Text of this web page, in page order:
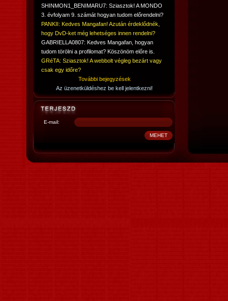
SHINMON1_BENIMARU7: Sziasztok! A MONDO
3. évfolyam 9. számát hogyan tudom előrendelni?
PANKII: Kedves Mangafan! Azután érdeklődnék,
hogy DvD-ket még lehetséges innen rendelni?
GABRIELLA0807: Kedves Mangafan, hogyan
tudom törölni a profilomat? Köszönöm előre is.
GRéTA: Sziasztok! A webbolt végleg bezárt vagy
csak egy időre?
További bejegyzések
Az üzenetküldéshez be kell jelentkezni!
E-mail: